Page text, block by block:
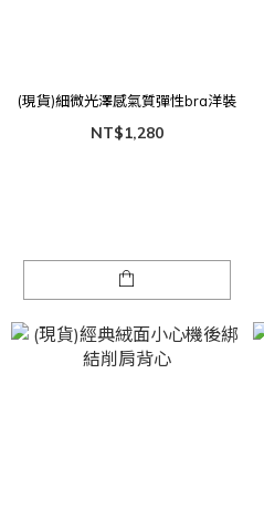
(現貨)細微光澤感氣質彈性bra洋裝
NT$1,280